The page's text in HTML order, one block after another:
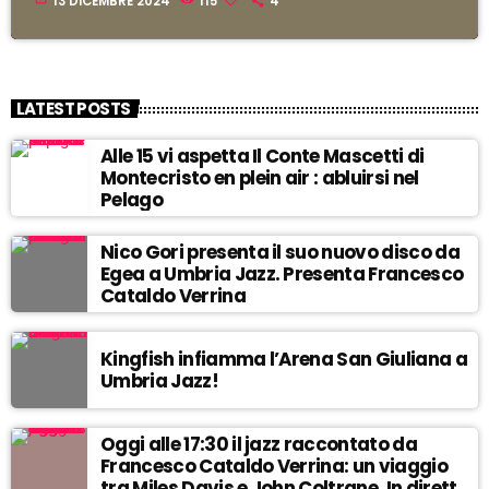
LATEST POSTS
Alle 15 vi aspetta Il Conte Mascetti di
Montecristo en plein air : abluirsi nel
Pelago
Nico Gori presenta il suo nuovo disco da
Egea a Umbria Jazz. Presenta Francesco
Cataldo Verrina
Kingfish infiamma l’Arena San Giuliana a
Umbria Jazz!
Oggi alle 17:30 il jazz raccontato da
Francesco Cataldo Verrina: un viaggio